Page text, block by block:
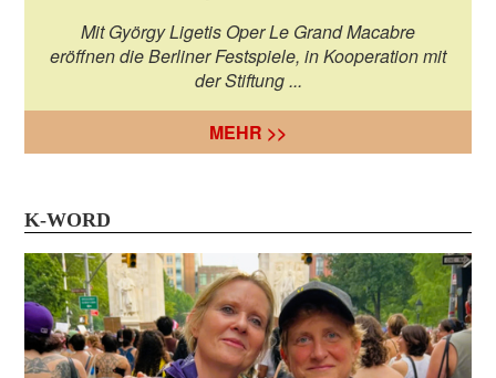
Mit György Ligetis Oper Le Grand Macabre
eröffnen die Berliner Festspiele, in Kooperation mit
der Stiftung ...
MEHR >>
K-WORD